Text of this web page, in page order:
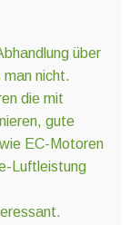
über
nicht.
die mit
gute
EC-Motoren
Luftleistung